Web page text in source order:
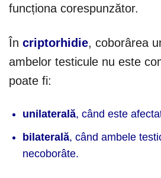
funcționa corespunzător.
În criptorhidie, coborârea
ambelor testicule nu este
poate fi:
unilaterală, când este
bilaterală, când ambele
necoborâte.